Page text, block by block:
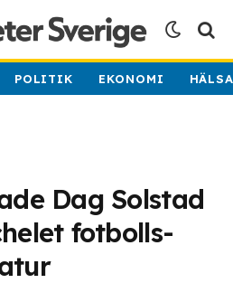
POLITIK EKONOMI
Dag Solstad
fotbolls-